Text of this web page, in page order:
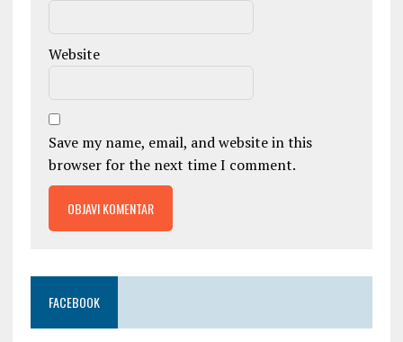
Website
Save my name, email, and website in this
browser for the next time I comment.
FACEBOOK